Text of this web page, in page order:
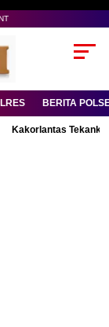
BERITA
Tekankan Mental